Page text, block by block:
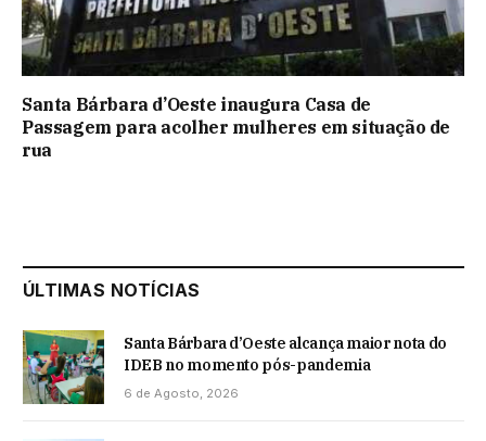
Santa Bárbara d’Oeste inaugura Casa de
Passagem para acolher mulheres em situação de
rua
ÚLTIMAS NOTÍCIAS
Santa Bárbara d’Oeste alcança maior nota do
IDEB no momento pós-pandemia
6 de Agosto, 2026